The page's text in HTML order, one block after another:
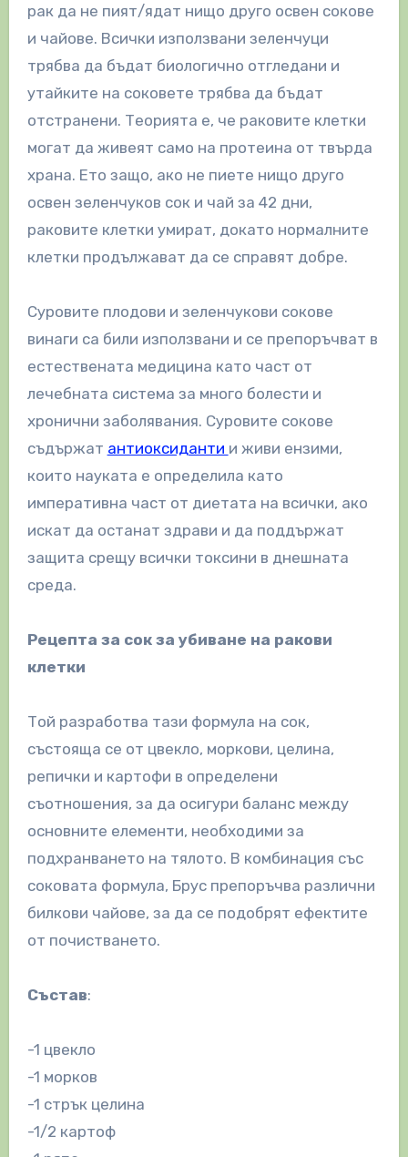
рак да не пият/ядат нищо друго освен сокове
и чайове. Всички използвани зеленчуци
трябва да бъдат биологично отгледани и
утайките на соковете трябва да бъдат
отстранени. Теорията е, че раковите клетки
могат да живеят само на протеина от твърда
храна. Ето защо, ако не пиете нищо друго
освен зеленчуков сок и чай за 42 дни,
раковите клетки умират, докато нормалните
клетки продължават да се справят добре.
Суровите плодови и зеленчукови сокове
винаги са били използвани и се препоръчват в
естествената медицина като част от
лечебната система за много болести и
хронични заболявания. Суровите сокове
съдържат антиоксиданти и живи ензими,
които науката е определила като
императивна част от диетата на всички, ако
искат да останат здрави и да поддържат
защита срещу всички токсини в днешната
среда.
Рецепта за сок за убиване на ракови
клетки
Той разработва тази формула на сок,
състояща се от цвекло, моркови, целина,
репички и картофи в определени
съотношения, за да осигури баланс между
основните елементи, необходими за
подхранването на тялото. В комбинация със
соковата формула, Брус препоръчва различни
билкови чайове, за да се подобрят ефектите
от почистването.
Състав:
-1 цвекло
-1 морков
-1 стрък целина
-1/2 картоф